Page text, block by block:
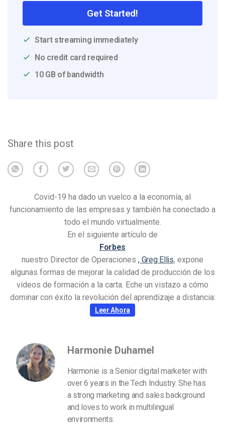
Get Started!
Start streaming immediately
No credit card required
10 GB of bandwidth
Share this post
Covid-19 ha dado un vuelco a la economía, al
funcionamiento de las empresas y también ha conectado a
todo el mundo virtualmente.
En el siguiente artículo de
Forbes
nuestro Director de Operaciones, Greg Ellis, expone
algunas formas de mejorar la calidad de producción de los
vídeos de formación a la carta. Eche un vistazo a cómo
dominar con éxito la revolución del aprendizaje a distancia:
Leer Ahora
Harmonie Duhamel
Harmonie is a Senior digital marketer with
over 6 years in the Tech Industry. She has
a strong marketing and sales background
and loves to work in multilingual
environments.